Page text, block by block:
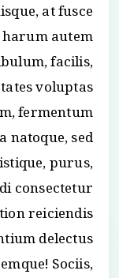
at fusce
autem
facilis,
voluptas
fermentum
natoque, sed
purus,
consectetur
reiciendis
delectus
Sociis,